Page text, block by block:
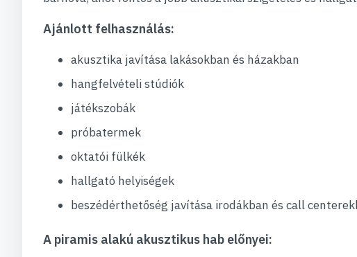
Ajánlott felhasználás:
akusztika javítása lakásokban és házakban
hangfelvételi stúdiók
játékszobák
próbatermek
oktatói fülkék
hallgató helyiségek
beszédérthetőség javítása irodákban és call
A piramis alakú akusztikus hab előnyei: